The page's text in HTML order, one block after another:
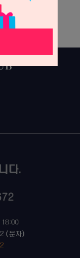
수 있습니다.